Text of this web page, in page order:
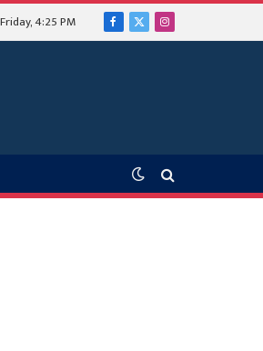
4:25 PM Facebook
X
Instagram